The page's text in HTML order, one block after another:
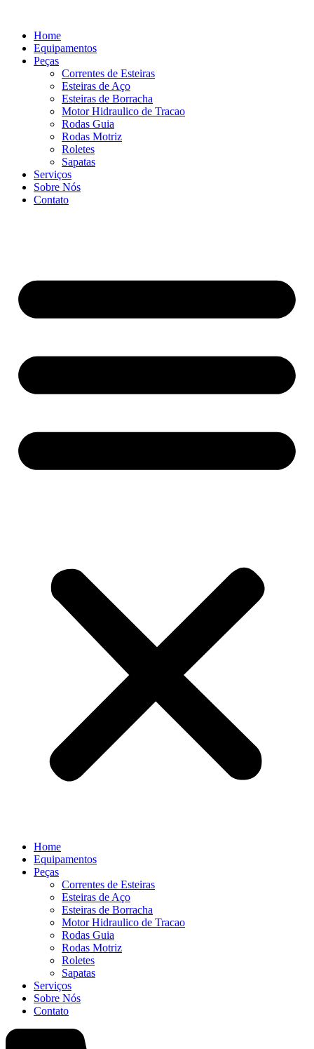
conteúdo
Home
Equipamentos
Peças
Correntes de Esteiras
Esteiras de Aço
Esteiras de Borracha
Motor Hidraulico de Tracao
Rodas Guia
Rodas Motriz
Roletes
Sapatas
Serviços
Sobre Nós
Contato
Home
Equipamentos
Peças
Correntes de Esteiras
Esteiras de Aço
Esteiras de Borracha
Motor Hidraulico de Tracao
Rodas Guia
Rodas Motriz
Roletes
Sapatas
Serviços
Sobre Nós
Contato